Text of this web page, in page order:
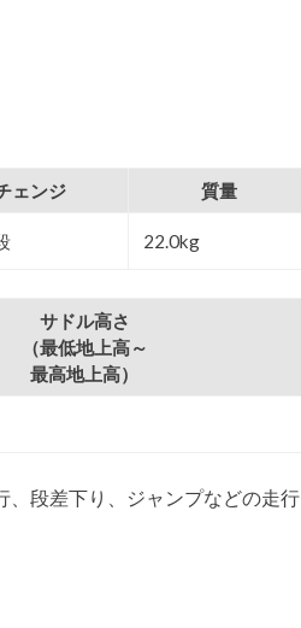
ェンジ 質量
22.0kg
サドル高さ
（最低地上高～
最高地上高）
、段差下り、ジャンプなどの走行